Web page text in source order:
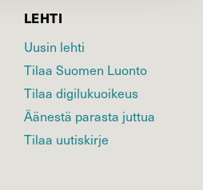
LEHTI
Uusin lehti
Tilaa Suomen Luonto
Tilaa digilukuoikeus
Äänestä parasta juttua
Tilaa uutiskirje